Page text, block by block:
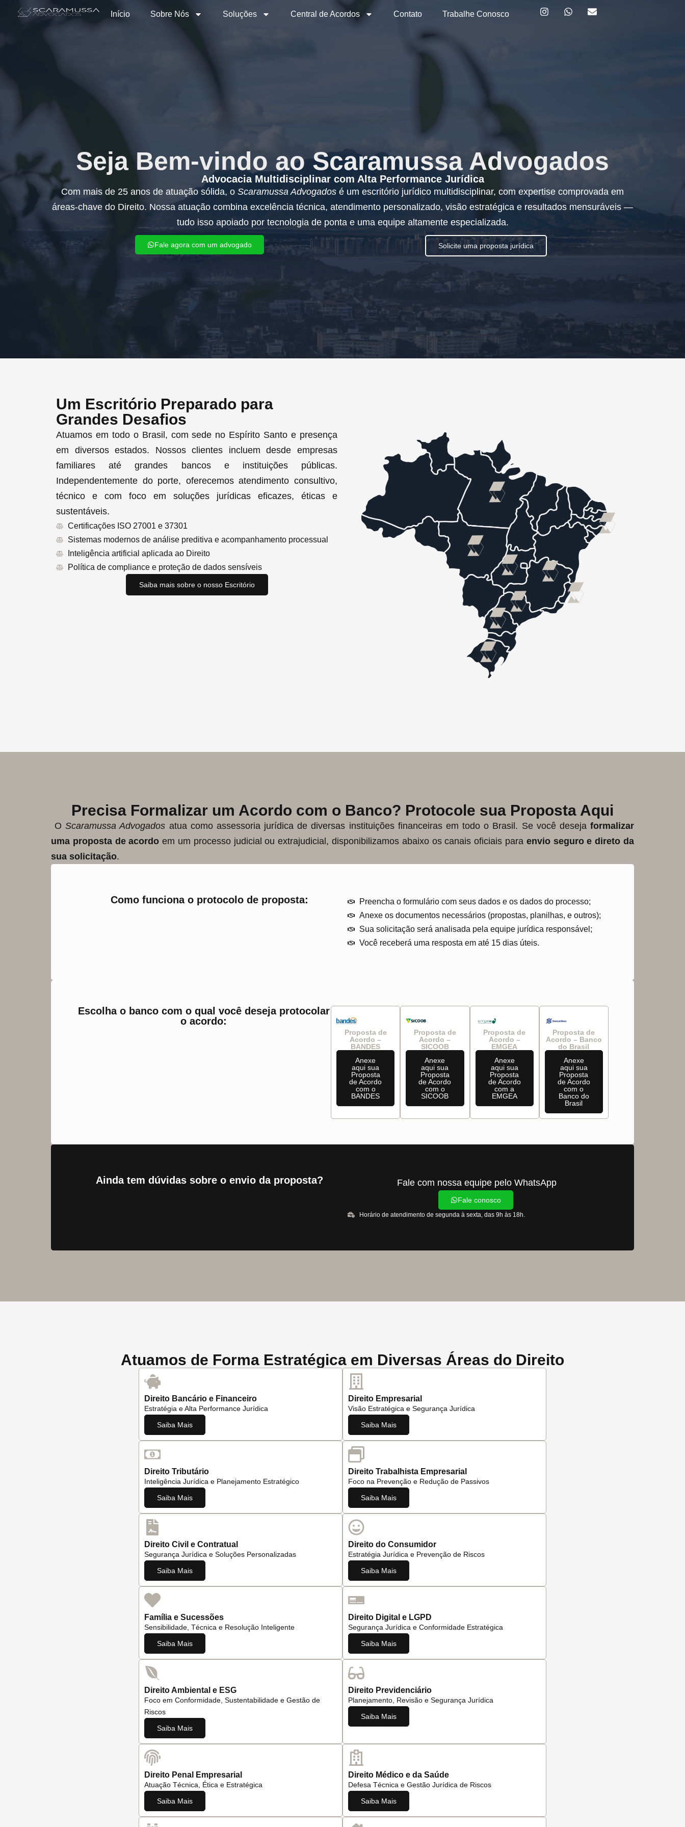
Início Sobre Nós Soluções Central de Acordos Contato Trabalhe Conosco
Seja Bem-vindo ao Scaramussa Advogados
Advocacia Multidisciplinar com Alta Performance Jurídica
Com mais de 25 anos de atuação sólida, o Scaramussa Advogados é um escritório jurídico multidisciplinar, com expertise comprovada em
áreas-chave do Direito. Nossa atuação combina excelência técnica, atendimento personalizado, visão estratégica e resultados mensuráveis —
tudo isso apoiado por tecnologia de ponta e uma equipe altamente especializada.
Fale agora com um advogado Solicite uma proposta jurídica
Um Escritório Preparado para
Grandes Desafios
Atuamos em todo o Brasil, com sede no Espírito Santo e presença
em diversos estados. Nossos clientes incluem desde empresas
familiares até grandes bancos e instituições públicas.
Independentemente do porte, oferecemos atendimento consultivo,
técnico e com foco em soluções jurídicas eficazes, éticas e
sustentáveis.
Certificações ISO 27001 e 37301
Sistemas modernos de análise preditiva e acompanhamento processual
Inteligência artificial aplicada ao Direito
Política de compliance e proteção de dados sensíveis
Saiba mais sobre o nosso Escritório
Precisa Formalizar um Acordo com o Banco? Protocole sua Proposta Aqui
OScaramussa Advogados atua como assessoria jurídica de diversas instituições financeiras em todo o Brasil. Se você desejaformalizar
uma proposta de acordo em um processo judicial ou extrajudicial, disponibilizamos abaixo os canais oficiais para envio seguro e direto da
sua solicitação.
Como funciona o protocolo de proposta:
Preencha o formulário com seus dados e os dados do processo;
Anexe os documentos necessários (propostas, planilhas, e outros);
Sua solicitação será analisada pela equipe jurídica responsável;
Você receberá uma resposta em até 15 dias úteis.
Escolha o banco com o qual você deseja protocolar
o acordo:
Proposta de
Acordo –
BANDES
Anexe
aqui sua
Proposta
de Acordo
com o
BANDES
Proposta de
Acordo –
SICOOB
Anexe
aqui sua
Proposta
de Acordo
com o
SICOOB
Proposta de
Acordo –
EMGEA
Anexe
aqui sua
Proposta
de Acordo
com a
EMGEA
Proposta de
Acordo – Banco
do Brasil
Anexe
aqui sua
Proposta
de Acordo
com o
Banco do
Brasil
Ainda tem dúvidas sobre o envio da proposta? Fale com nossa equipe pelo WhatsApp
Fale conosco
Horário de atendimento de segunda à sexta, das 9h às 18h.
Atuamos de Forma Estratégica em Diversas Áreas do Direito
Direito Bancário e Financeiro
Estratégia e Alta Performance Jurídica
Saiba Mais
Direito Empresarial
Visão Estratégica e Segurança Jurídica
Saiba Mais
Direito Tributário
Inteligência Jurídica e Planejamento Estratégico
Saiba Mais
Direito Trabalhista Empresarial
Foco na Prevenção e Redução de Passivos
Saiba Mais
Direito Civil e Contratual
Segurança Jurídica e Soluções Personalizadas
Saiba Mais
Direito do Consumidor
Estratégia Jurídica e Prevenção de Riscos
Saiba Mais
Família e Sucessões
Sensibilidade, Técnica e Resolução Inteligente
Saiba Mais
Direito Digital e LGPD
Segurança Jurídica e Conformidade Estratégica
Saiba Mais
Direito Ambiental e ESG
Foco em Conformidade, Sustentabilidade e Gestão de
Riscos
Saiba Mais
Direito Previdenciário
Planejamento, Revisão e Segurança Jurídica
Saiba Mais
Direito Penal Empresarial
Atuação Técnica, Ética e Estratégica
Saiba Mais
Direito Médico e da Saúde
Defesa Técnica e Gestão Jurídica de Riscos
Saiba Mais